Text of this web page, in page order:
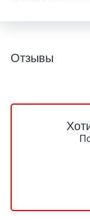
Отзывы